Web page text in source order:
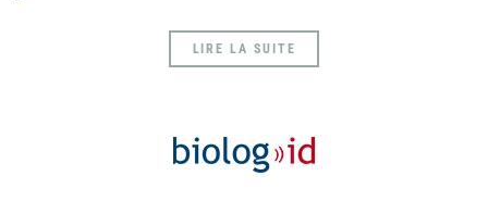
LIRE LA SUITE